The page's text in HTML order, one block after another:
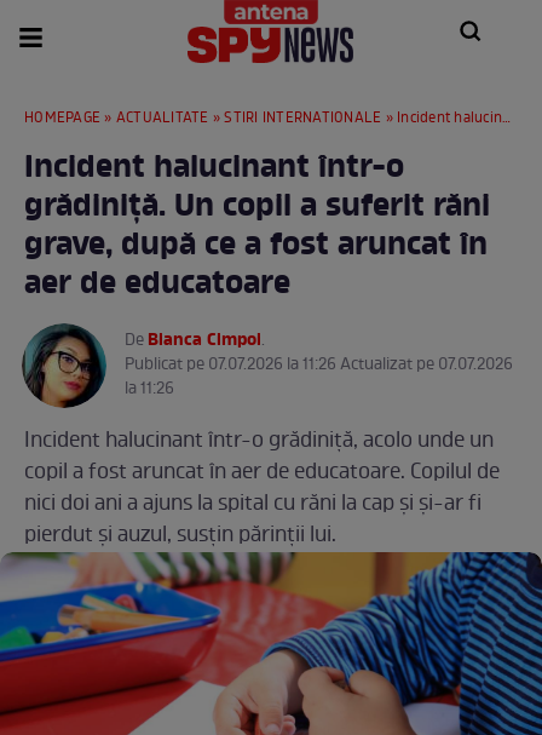
HOMEPAGE » ACTUALITATE »STIRI INTERNATIONALE » Incident halucinant într-o grădiniță. Un copil a suferit răni grave, după ce a fost aruncat în aer de educatoare
Incident halucinant într-o
grădiniță. Un copil a suferit răni
grave, după ce a fost aruncat în
aer de educatoare
DeBianca Cimpoi.
Publicat pe 07.07.2026 la 11:26 Actualizat pe 07.07.2026
la 11:26
Incident halucinant într-o grădiniță, acolo unde un
copil a fost aruncat în aer de educatoare. Copilul de
nici doi ani a ajuns la spital cu răni la cap și și-ar fi
pierdut și auzul, susțin părinții lui.